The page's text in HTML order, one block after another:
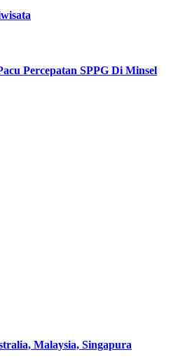
Percepatan SPPG Di Minsel
Malaysia, Singapura